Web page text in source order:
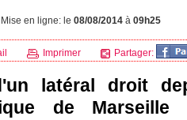
en ligne: le 08/08/2014 à 09h25
Imprimer Partager:
latéral droit
de Marseille